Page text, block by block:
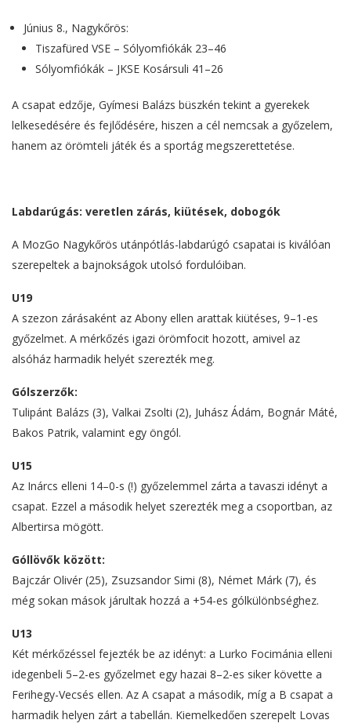
Június 8., Nagykőrös:
Tiszafüred VSE – Sólyomfiókák 23–46
Sólyomfiókák – JKSE Kosársuli 41–26
A csapat edzője, Gyímesi Balázs büszkén tekint a gyerekek
lelkesedésére és fejlődésére, hiszen a cél nemcsak a győzelem,
hanem az örömteli játék és a sportág megszerettetése.
Labdarúgás: veretlen zárás, kiütések, dobogók
A MozGo Nagykőrös utánpótlás-labdarúgó csapatai is kiválóan
szerepeltek a bajnokságok utolsó fordulóiban.
U19
A szezon zárásaként az Abony ellen arattak kiütéses, 9–1-es
győzelmet. A mérkőzés igazi örömfocit hozott, amivel az
alsóház harmadik helyét szerezték meg.
Gólszerzők:
Tulipánt Balázs (3), Valkai Zsolti (2), Juhász Ádám, Bognár Máté,
Bakos Patrik, valamint egy öngól.
U15
Az Inárcs elleni 14–0-s (!) győzelemmel zárta a tavaszi idényt a
csapat. Ezzel a második helyet szerezték meg a csoportban, az
Albertirsa mögött.
Góllövők között:
Bajczár Olivér (25), Zsuzsandor Simi (8), Német Márk (7), és
még sokan mások járultak hozzá a +54-es gólkülönbséghez.
U13
Két mérkőzéssel fejezték be az idényt: a Lurko Focimánia elleni
idegenbeli 5–2-es győzelmet egy hazai 8–2-es siker követte a
Ferihegy-Vecsés ellen. Az A csapat a második, míg a B csapat a
harmadik helyen zárt a tabellán. Kiemelkedően szerepelt Lovas